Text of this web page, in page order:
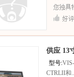
供应 13
型号:
CTRLII和